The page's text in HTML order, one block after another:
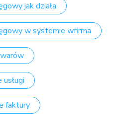
jak działa
w systemie wfirma
faktury